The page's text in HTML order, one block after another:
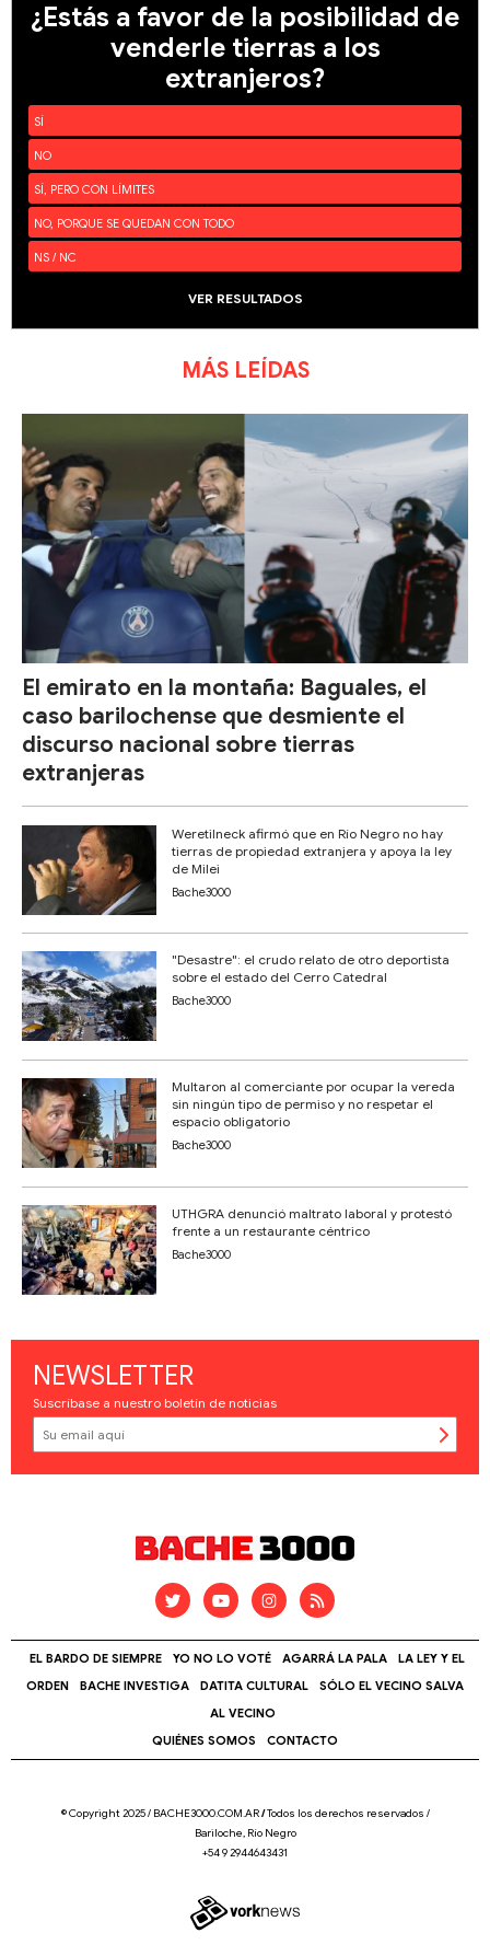
¿Estás a favor de la posibilidad de
venderle tierras a los
extranjeros?
SÍ
NO
SÍ, PERO CON LÍMITES
NO, PORQUE SE QUEDAN CON TODO
NS / NC
VER RESULTADOS
MÁS LEÍDAS
El emirato en la montaña: Baguales, el
caso barilochense que desmiente el
discurso nacional sobre tierras
extranjeras
Weretilneck afirmó que en Río Negro no hay
tierras de propiedad extranjera y apoya la ley
de Milei
Bache3000
"Desastre": el crudo relato de otro deportista
sobre el estado del Cerro Catedral
Bache3000
Multaron al comerciante por ocupar la vereda
sin ningún tipo de permiso y no respetar el
espacio obligatorio
Bache3000
UTHGRA denunció maltrato laboral y protestó
frente a un restaurante céntrico
Bache3000
NEWSLETTER
Suscríbase a nuestro boletín de noticias
EL BARDO DE SIEMPRE YO NO LO VOTÉ AGARRÁ LA PALA
LA LEY Y EL
ORDEN
BACHE INVESTIGA DATITA CULTURAL
SÓLO EL VECINO SALVA
AL VECINO
QUIÉNES SOMOS
CONTACTO
© Copyright 2025 / BACHE3000.COM.AR/Todos los derechos reservados /
Bariloche, Río Negro
+54 9 2944643431